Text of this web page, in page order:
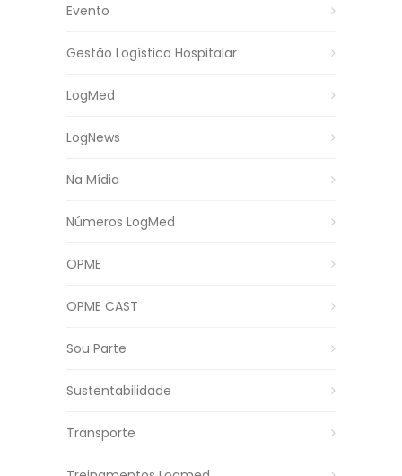
Evento
Gestão Logística Hospitalar
LogMed
LogNews
Na Mídia
Números LogMed
OPME
OPME CAST
Sou Parte
Sustentabilidade
Transporte